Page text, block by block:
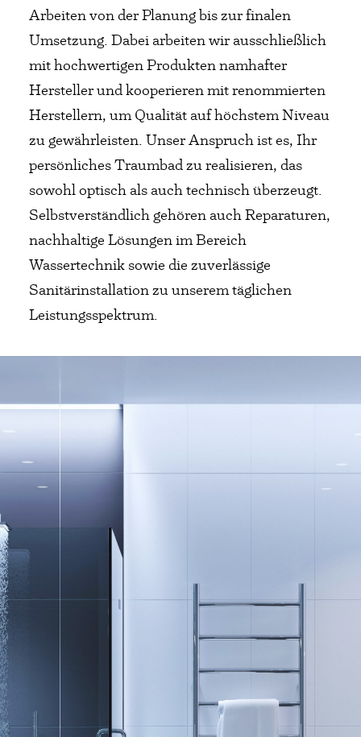
Arbeiten von der Planung bis zur finalen
Umsetzung. Dabei arbeiten wir ausschließlich
mit hochwertigen Produkten namhafter
Hersteller und kooperieren mit renommierten
Herstellern, um Qualität auf höchstem Niveau
zu gewährleisten. Unser Anspruch ist es, Ihr
persönliches Traumbad zu realisieren, das
sowohl optisch als auch technisch überzeugt.
Selbstverständlich gehören auch Reparaturen,
nachhaltige Lösungen im Bereich
Wassertechnik sowie die zuverlässige
Sanitärinstallation zu unserem täglichen
Leistungsspektrum.